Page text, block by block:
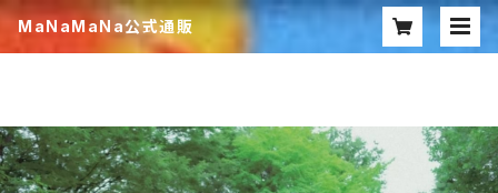
MaNaMaNa公式通販